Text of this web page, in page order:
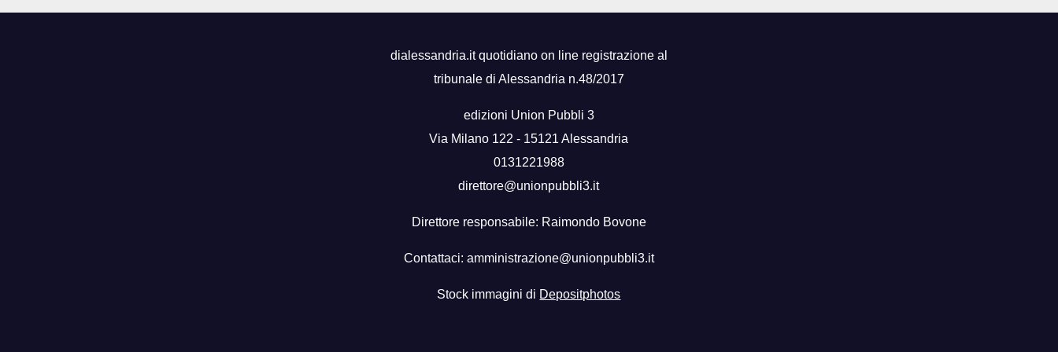
dialessandria.it quotidiano on line registrazione al
tribunale di Alessandria n.48/2017
edizioni Union Pubbli 3
Via Milano 122 - 15121 Alessandria
0131221988
direttore@unionpubbli3.it
Direttore responsabile: Raimondo Bovone
Contattaci: amministrazione@unionpubbli3.it
Stock immagini di Depositphotos